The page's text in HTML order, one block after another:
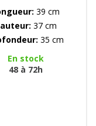
39 cm
37 cm
35 cm
En stock
48 à 72h